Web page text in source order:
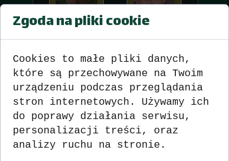
Sojka Zbigniew
przewodniczący
604-138-721
Krzysztof Samol
sekretarz
609-851-956
Zgoda na pliki cookie
Cookies to małe pliki danych,
które są przechowywane na Twoim
urządzeniu podczas przeglądania
stron internetowych. Używamy ich
do poprawy działania serwisu,
personalizacji treści, oraz
analizy ruchu na stronie.